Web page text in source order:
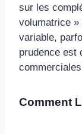
sur les
volumatrice »
variable,
prudence est
Comment